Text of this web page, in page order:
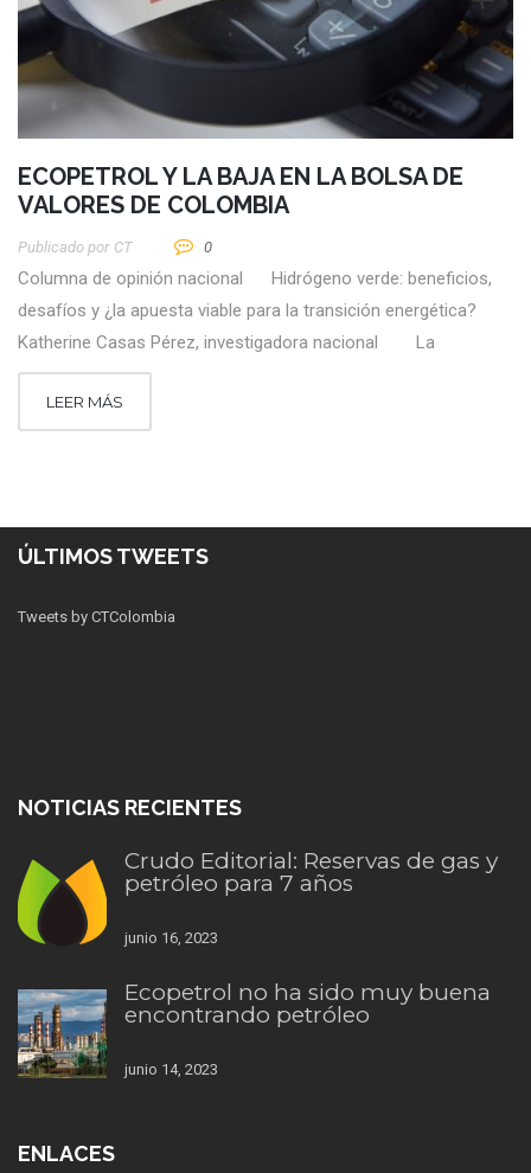
ECOPETROL Y LA BAJA EN LA BOLSA DE
VALORES DE COLOMBIA
Publicado por CT 0
Columna de opinión nacional Hidrógeno verde: beneficios,
desafíos y ¿la apuesta viable para la transición energética?
Katherine Casas Pérez, investigadora nacional La
LEER MÁS
ÚLTIMOS TWEETS
Tweets by CTColombia
NOTICIAS RECIENTES
Crudo Editorial: Reservas de gas y
petróleo para 7 años
junio 16, 2023
Ecopetrol no ha sido muy buena
encontrando petróleo
junio 14, 2023
ENLACES